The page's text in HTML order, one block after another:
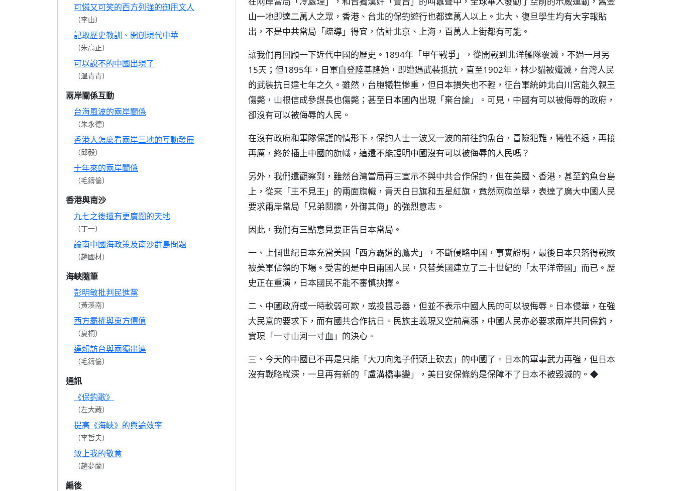
可憐又可笑的西方列強的御用文人
（李山）
記取歷史教訓、開創現代中華
（朱高正）
可以說不的中國出現了
（溫青青）
兩岸關係互動
台海風波的兩岸關係
（朱永德）
香港人怎麼看兩岸三地的互動發展
（邱毅）
十年來的兩岸關係
（毛鑄倫）
香港與南沙
九七之後還有更廣闊的天地
（丁一）
論南中國海政策及南沙群島問題
（趙國材）
海峽隨筆
彭明敏批判民進黨
（黃溪南）
西方霸權與東方價值
（夏桐）
達賴訪台與兩獨串連
（毛鑄倫）
通訊
《保釣歌》
（左大藏）
提高《海峽》的輿論效率
（李哲夫）
致上我的敬意
（趙夢蘭）
編後
山一地即達二萬人之眾，香港、台北的保釣遊行也都達萬人以上。北大、復旦學生均有大字報貼
出，不是中共當局「疏導」得宜，估計北京、上海，百萬人上街都有可能。
讓我們再回顧一下近代中國的歷史。1894年「甲午戰爭」，從開戰到北洋艦隊覆滅，不過一月另
15天；但1895年，日軍自登陸基隆始，即遭遇武裝抵抗，直至1902年，林少貓被殲滅，台灣人民
的武裝抗日達七年之久。雖然，台胞犧牲慘重，但日本損失也不輕，征台軍統帥北白川宮能久親王
傷斃，山根信成參謀長也傷斃；甚至日本國內出現「棄台論」。可見，中國有可以被侮辱的政府，
卻沒有可以被侮辱的人民。
在沒有政府和軍隊保護的情形下，保釣人士一波又一波的前往釣魚台，冒險犯難，犧牲不退，再接
再厲，終於插上中國的旗幟，這還不能證明中國沒有可以被侮辱的人民嗎？
另外，我們還觀察到，雖然台灣當局再三宣示不與中共合作保釣，但在美國、香港，甚至釣魚台島
上，從來「王不見王」的兩面旗幟，青天白日旗和五星紅旗，竟然兩旗並舉，表達了廣大中國人民
要求兩岸當局「兄弟鬩牆，外御其侮」的強烈意志。
因此，我們有三點意見要正告日本當局。
一、上個世紀日本充當美國「西方霸道的鷹犬」，不斷侵略中國，事實證明，最後日本只落得戰敗
被美軍佔領的下場。受害的是中日兩國人民，只替美國建立了二十世紀的「太平洋帝國」而已。歷
史正在重演，日本國民不能不審慎抉擇。
二、中國政府或一時軟弱可欺，或投鼠忌器，但並不表示中國人民的可以被侮辱。日本侵華，在強
大民意的要求下，而有國共合作抗日。民族主義現又空前高漲，中國人民亦必要求兩岸共同保釣，
實現「一寸山河一寸血」的決心。
三、今天的中國已不再是只能「大刀向鬼子們頭上砍去」的中國了。日本的軍事武力再強，但日本
沒有戰略縱深，一旦再有新的「盧溝橋事變」，美日安保條約是保障不了日本不被毀滅的。◆